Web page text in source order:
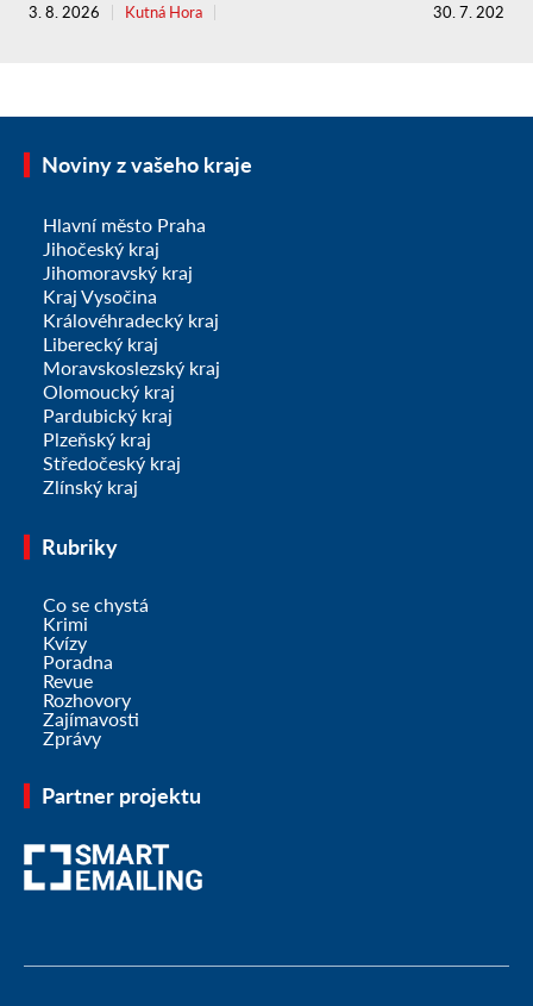
3. 8. 2026 Kutná Hora 30. 7. 2026
Noviny z vašeho kraje
Hlavní město Praha
Jihočeský kraj
Jihomoravský kraj
Kraj Vysočina
Královéhradecký kraj
Liberecký kraj
Moravskoslezský kraj
Olomoucký kraj
Pardubický kraj
Plzeňský kraj
Středočeský kraj
Zlínský kraj
Rubriky
Co se chystá
Krimi
Kvízy
Poradna
Revue
Rozhovory
Zajímavosti
Zprávy
Partner projektu